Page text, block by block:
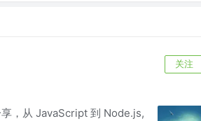
关注
，从 JavaScript 到 Node.js,